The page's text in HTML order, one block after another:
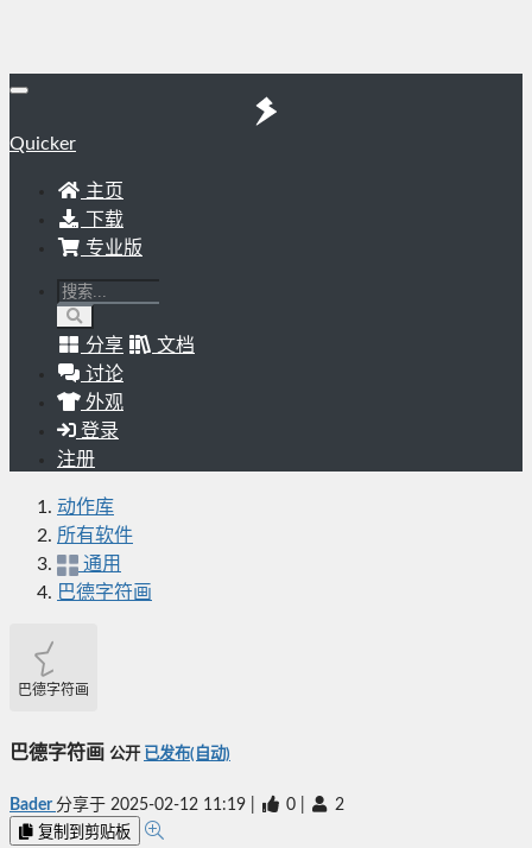
Quicker
主页
下载
专业版
分享
文档
讨论
外观
登录
注册
动作库
所有软件
通用
巴德字符画
巴德字符画
巴德字符画 公开 已发布(自动)
Bader分享于 2025-02-12 11:19 0 2
复制到剪贴板